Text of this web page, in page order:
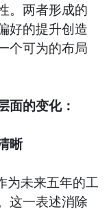
。两者形成的
好的提升创造
个可为的布局
面的变化：
晰
为未来五年的工
这一表述消除